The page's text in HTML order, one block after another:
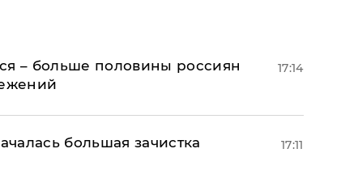
– больше половины россиян
17:14
большая зачистка
17:11